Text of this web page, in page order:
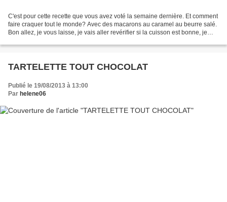
C'est pour cette recette que vous avez voté la semaine dernière. Et comment
faire craquer tout le monde? Avec des macarons au caramel au beurre salé.
Bon allez, je vous laisse, je vais aller revérifier si la cuisson est bonne, je
TARTELETTE TOUT CHOCOLAT
Publié le 19/08/2013 à 13:00
Par helene06